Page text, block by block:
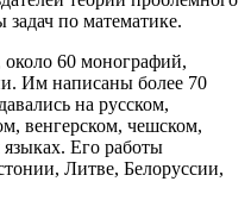
по математике.
около 60 монографий,
Им написаны более 70
на русском,
венгерском, чешском,
Его работы
Литве, Белоруссии,